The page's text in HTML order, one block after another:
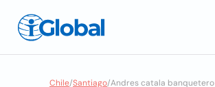
Chile/Santiago/Andres catala banquetero